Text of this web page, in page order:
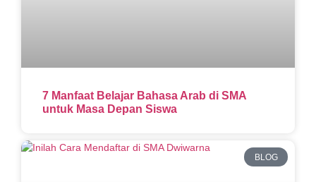
7 Manfaat Belajar Bahasa Arab di SMA
untuk Masa Depan Siswa
BLOG